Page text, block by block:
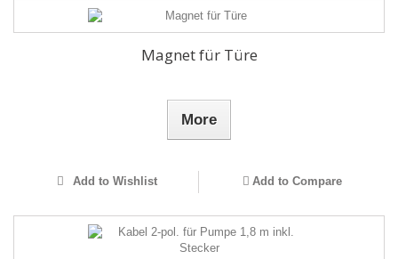
Magnet für Türe
More
Add to Wishlist Add to Compare